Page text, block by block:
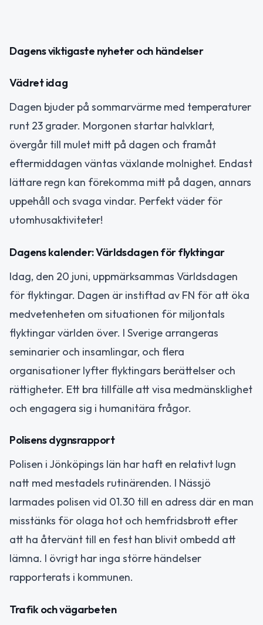
Dagens viktigaste nyheter och händelser
Vädret idag
Dagen bjuder på sommarvärme med temperaturer
runt 23 grader. Morgonen startar halvklart,
övergår till mulet mitt på dagen och framåt
eftermiddagen väntas växlande molnighet. Endast
lättare regn kan förekomma mitt på dagen, annars
uppehåll och svaga vindar. Perfekt väder för
utomhusaktiviteter!
Dagens kalender: Världsdagen för flyktingar
Idag, den 20 juni, uppmärksammas Världsdagen
för flyktingar. Dagen är instiftad av FN för att öka
medvetenheten om situationen för miljontals
flyktingar världen över. I Sverige arrangeras
seminarier och insamlingar, och flera
organisationer lyfter flyktingars berättelser och
rättigheter. Ett bra tillfälle att visa medmänsklighet
och engagera sig i humanitära frågor.
Polisens dygnsrapport
Polisen i Jönköpings län har haft en relativt lugn
natt med mestadels rutinärenden. I Nässjö
larmades polisen vid 01.30 till en adress där en man
misstänks för olaga hot och hemfridsbrott efter
att ha återvänt till en fest han blivit ombedd att
lämna. I övrigt har inga större händelser
rapporterats i kommunen.
Trafik och vägarbeten